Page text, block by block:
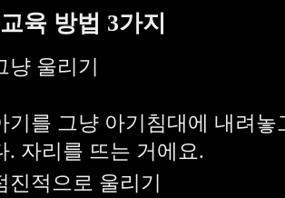
육 방법 3가지
냥 울리기
기를 그냥 아기침대에 내려
. 자리를 뜨는 거에요.
진적으로 울리기